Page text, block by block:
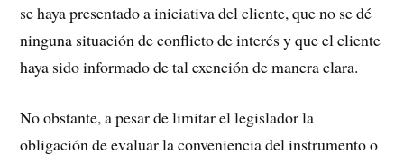
se haya presentado a iniciativa del cliente, que no se dé
ninguna situación de conflicto de interés y que el cliente
haya sido informado de tal exención de manera clara.
No obstante, a pesar de limitar el legislador la
obligación de evaluar la conveniencia del instrumento o